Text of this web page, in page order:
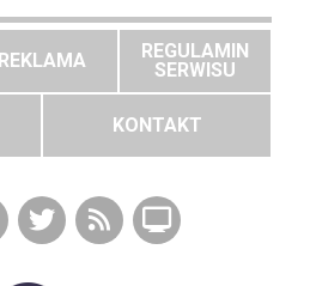
REKLAMA
REGULAMIN
SERWISU
KONTAKT